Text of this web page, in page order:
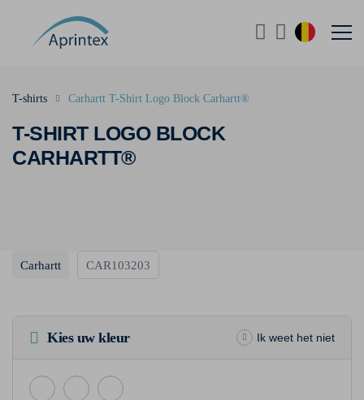
T-SHIRT LOGO BLOCK
CARHARTT®
T-shirts Carhartt T-Shirt Logo Block Carhartt®
Carhartt CAR103203
Kies uw kleur Ik weet het niet